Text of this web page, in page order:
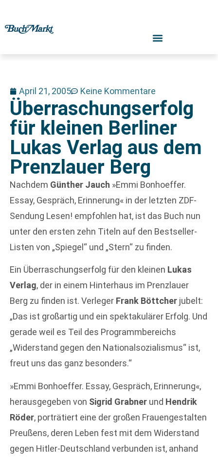
April 21, 2005 Keine Kommentare
Überraschungserfolg
für kleinen Berliner
Lukas Verlag aus dem
Prenzlauer Berg
Nachdem Günther Jauch »Emmi Bonhoeffer.
Essay, Gespräch, Erinnerung« in der letzten ZDF-
Sendung Lesen! empfohlen hat, ist das Buch nun
unter den ersten zehn Titeln auf den Bestseller-
Listen von „Spiegel“ und „Stern“ zu finden.
Ein Überraschungserfolg für den kleinen Lukas
Verlag, der in einem Hinterhaus im Prenzlauer
Berg zu finden ist. Verleger Frank Böttcher jubelt:
„Das ist großartig und ein spektakulärer Erfolg. Und
gerade weil es Teil des Programmbereichs
„Widerstand gegen den Nationalsozialismus“ ist,
freut uns das ganz besonders.“
»Emmi Bonhoeffer. Essay, Gespräch, Erinnerung«,
herausgegeben von Sigrid Grabner und Hendrik
Röder, porträtiert eine der großen Frauengestalten
Preußens, deren Leben fest mit dem Widerstand
gegen Hitler-Deutschland verbunden ist, anhand